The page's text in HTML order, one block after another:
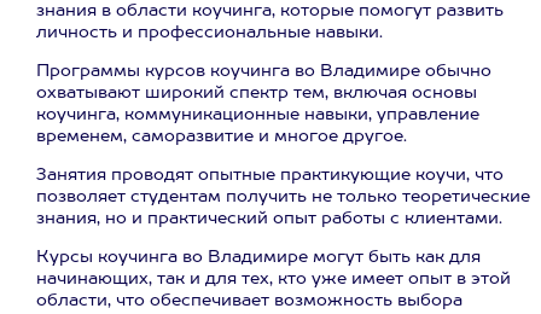
знания в области коучинга, которые помогут развить
личность и профессиональные навыки.
Программы курсов коучинга во Владимире обычно
охватывают широкий спектр тем, включая основы
коучинга, коммуникационные навыки, управление
временем, саморазвитие и многое другое.
Занятия проводят опытные практикующие коучи, что
позволяет студентам получить не только теоретические
знания, но и практический опыт работы с клиентами.
Курсы коучинга во Владимире могут быть как для
начинающих, так и для тех, кто уже имеет опыт в этой
области, что обеспечивает возможность выбора